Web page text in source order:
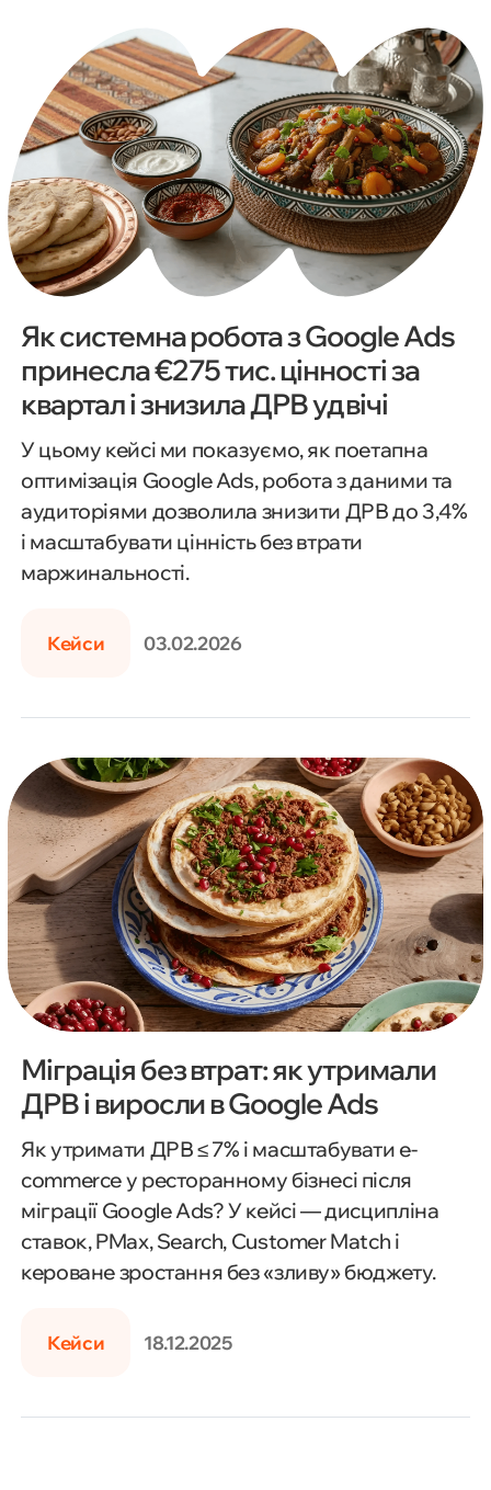
Кейси 03.02.2026
Як системна робота з Google Ads
принесла €275 тис. цінності за
квартал і знизила ДРВ удвічі
У цьому кейсі ми показуємо, як поетапна
оптимізація Google Ads, робота з даними та
аудиторіями дозволила знизити ДРВ до 3,4%
і масштабувати цінність без втрати
маржинальності.
Кейси 18.12.2025
Міграція без втрат: як утримали
ДРВ і виросли в Google Ads
Як утримати ДРВ ≤ 7% і масштабувати e-
commerce у ресторанному бізнесі після
міграції Google Ads? У кейсі — дисципліна
ставок, PMax, Search, Customer Match і
кероване зростання без «зливу» бюджету.